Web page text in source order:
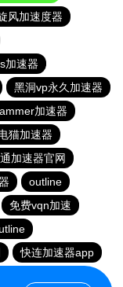
风加速度器
加速器
黑洞vp永久加速器
加速器
猫加速器
加速器官网
outline
免费vqn加速
快连加速器app